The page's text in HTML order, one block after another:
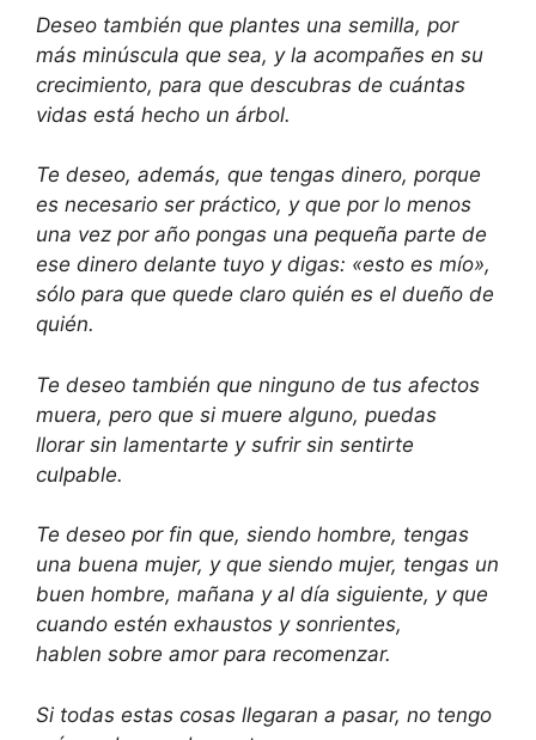
Deseo también que plantes una semilla, por
más minúscula que sea, y la acompañes en su
crecimiento, para que descubras de cuántas
vidas está hecho un árbol.
Te deseo, además, que tengas dinero, porque
es necesario ser práctico, yque por lo menos
una vez por año pongas una pequeña parte de
ese dinero delante tuyo y digas: «esto es mío»,
sólo para que quede claro quién es el dueño de
quién.
Te deseo también que ninguno de tus afectos
muera, pero que si muere alguno, puedas
llorar sin lamentarte y sufrir sin sentirte
culpable.
Te deseo por fin que, siendo hombre, tengas
una buena mujer, y que siendo mujer, tengas un
buen hombre, mañana y al día siguiente, y que
cuando estén exhaustos y sonrientes,
hablen sobre amor para recomenzar.
Si todas estas cosas llegaran a pasar, no tengo